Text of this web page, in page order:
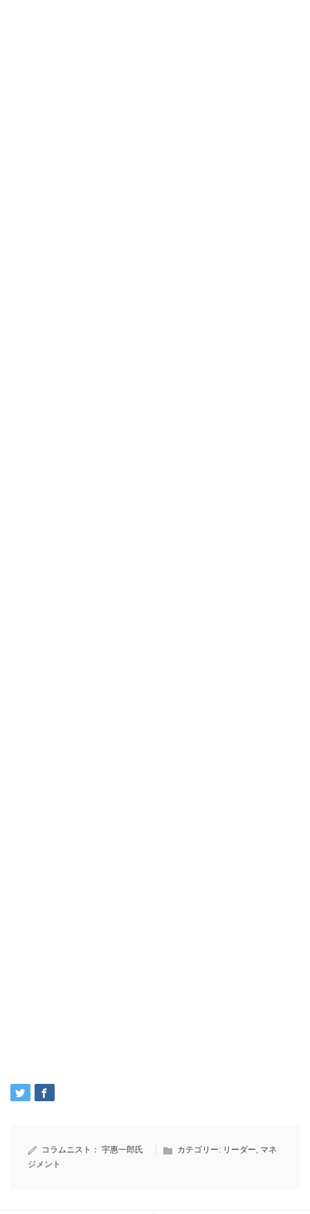
コラムニスト： 宇惠一郎氏 カテゴリー: リーダー, マネ
ジメント